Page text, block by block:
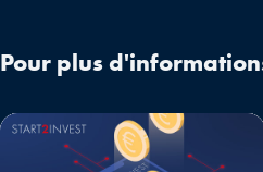
Pour plus